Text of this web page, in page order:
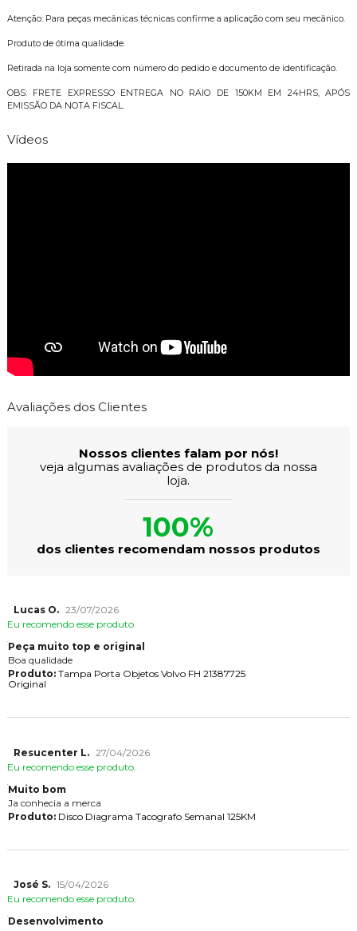
Atenção: Para peças mecânicas técnicas confirme a aplicação com seu mecânico.
Produto de ótima qualidade.
Retirada na loja somente com número do pedido e documento de identificação.
OBS: FRETE EXPRESSO ENTREGA NO RAIO DE 150KM EM 24HRS, APÓS
EMISSÃO DA NOTA FISCAL.
Vídeos
Avaliações dos Clientes
Nossos clientes falam por nós!
veja algumas avaliações de produtos da nossa
loja.
100%
dos clientes recomendam nossos produtos
Lucas O. 23/07/2026
Eu recomendo esse produto.
Peça muito top e original
Boa qualidade
Produto:Tampa Porta Objetos Volvo FH 21387725
Original
Resucenter L. 27/04/2026
Eu recomendo esse produto.
Muito bom
Ja conhecia a merca
Produto:Disco Diagrama Tacografo Semanal 125KM
José S. 15/04/2026
Eu recomendo esse produto.
Desenvolvimento